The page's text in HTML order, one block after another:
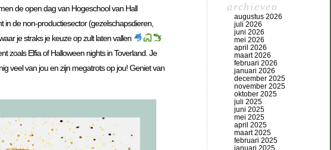
de open dag van Hogeschool van Hall
in de non-productiesector (gezelschapsdieren,
je straks je keuze op zult laten vallen
zoals Elfia of Halloween nights in Toverland. Je
veel van jou en zijn megatrots op jou! Geniet van
archieven
augustus 2026
juli 2026
juni 2026
mei 2026
april 2026
maart 2026
februari 2026
januari 2026
december 2025
november 2025
oktober 2025
juli 2025
juni 2025
mei 2025
april 2025
maart 2025
februari 2025
januari 2025